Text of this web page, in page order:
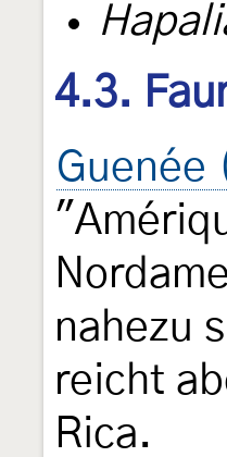
4.3.
Guenée
nahezu
reicht
Rica.